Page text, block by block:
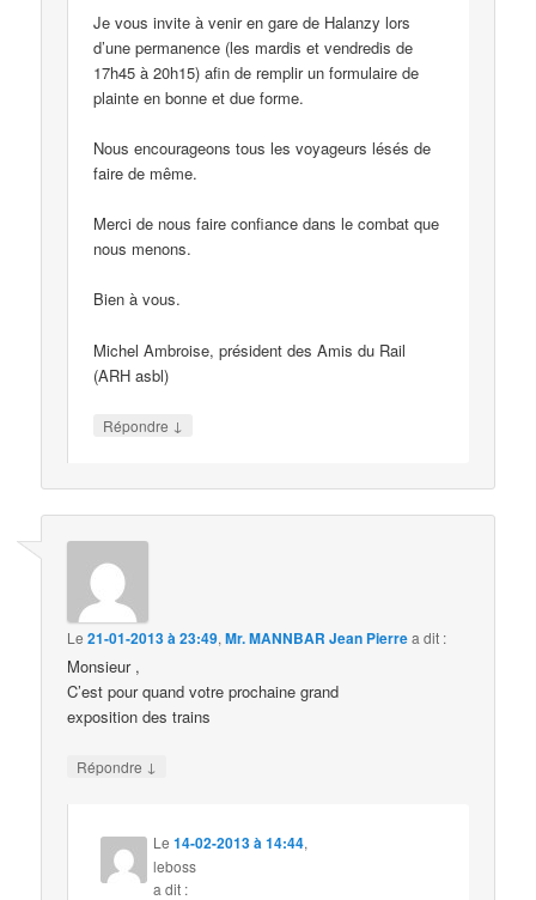
Je vous invite à venir en gare de Halanzy lors
d’une permanence (les mardis et vendredis de
17h45 à 20h15) afin de remplir un formulaire de
plainte en bonne et due forme.
Nous encourageons tous les voyageurs lésés de
faire de même.
Merci de nous faire confiance dans le combat que
nous menons.
Bien à vous.
Michel Ambroise, président des Amis du Rail
(ARH asbl)
Répondre ↓
Le21-01-2013 à 23:49,Mr. MANNBAR Jean Pierrea dit :
Monsieur ,
C’est pour quand votre prochaine grand
exposition des trains
Répondre ↓
Le14-02-2013 à 14:44,
leboss
a dit :